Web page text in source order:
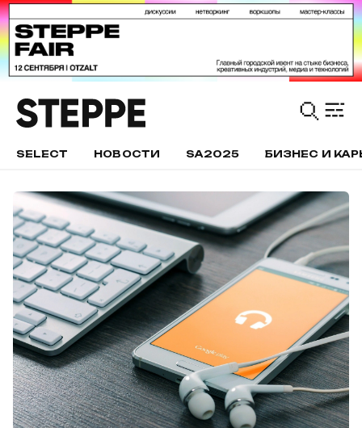
SELECT НОВОСТИ SA2025 БИЗНЕС И